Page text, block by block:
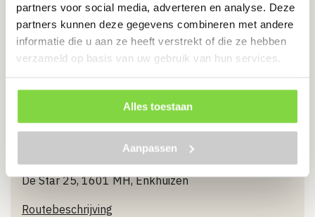
partners voor social media, adverteren en analyse. Deze
partners kunnen deze gegevens combineren met andere
informatie die u aan ze heeft verstrekt of die ze hebben
verzameld op basis van uw gebruik van hun services.
Alles toestaan
Aanpassen
Mail ons
klantenservice@plusjop.nl
Kom eens langs!
De Star 25, 1601 MH, Enkhuizen
Routebeschrijving